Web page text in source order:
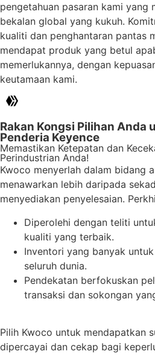
pengetahuan pasaran kami yang
bekalan global yang kukuh.
kualiti dan penghantaran pantas
mendapat produk yang betul
memerlukannya, dengan
keutamaan kami.
Rakan Kongsi Pilihan Anda
Penderia Keyence
Memastikan Ketepatan dan
Perindustrian Anda!
Kwoco menyerlah dalam bidang
menawarkan lebih daripada
menyediakan penyelesaian.
Diperolehi dengan teliti
kualiti yang terbaik.
Inventori yang banyak
seluruh dunia.
Pendekatan berfokuskan
transaksi dan sokongan
Pilih Kwoco untuk mendapatkan
dipercayai dan cekap bagi